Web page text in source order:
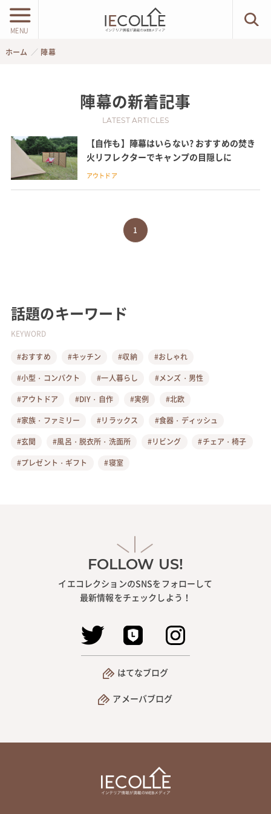
MENU
ホーム 陣幕
陣幕の新着記事
LATEST ARTICLES
【自作も】陣幕はいらない? おすすめの焚き
火リフレクターでキャンプの目隠しに
アウトドア
1
話題のキーワード
KEYWORD
#おすすめ #キッチン #収納
#おしゃれ
#小型・コンパクト
#一人暮らし
#メンズ・男性
#アウトドア
#DIY・自作 #実例
#北欧
#家族・ファミリー
#リラックス
#食器・ディッシュ
#玄関
#風呂・脱衣所・洗面所 #リビング
#チェア・椅子
#プレゼント・ギフト
#寝室
FOLLOW US!
イエコレクションのSNSをフォローして
最新情報をチェックしよう！
はてなブログ
アメーバブログ